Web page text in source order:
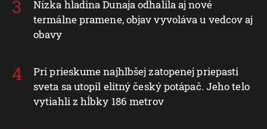
Nízka hladina Dunaja odhalila aj nové
termálne pramene, objav vyvoláva u vedcov aj
obavy
Pri prieskume najhlbšej zatopenej priepasti
sveta sa utopil elitný český potápač. Jeho telo
vytiahli z hĺbky 186 metrov